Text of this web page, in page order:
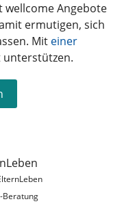
wellcome Angebote
ermutigen, sich
Mit einer
unterstützen.
Beratung